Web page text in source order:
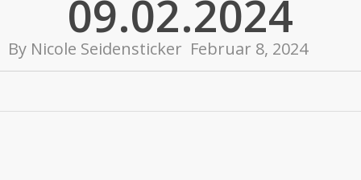
09.02.2024
By Nicole Seidensticker Februar 8, 2024